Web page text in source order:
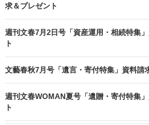
求＆プレゼント
週刊文春7月2日号「資産運用・相続特集
ト
文藝春秋7月号「遺言・寄付特集」資料請
週刊文春WOMAN夏号「遺贈・寄付特集
ト